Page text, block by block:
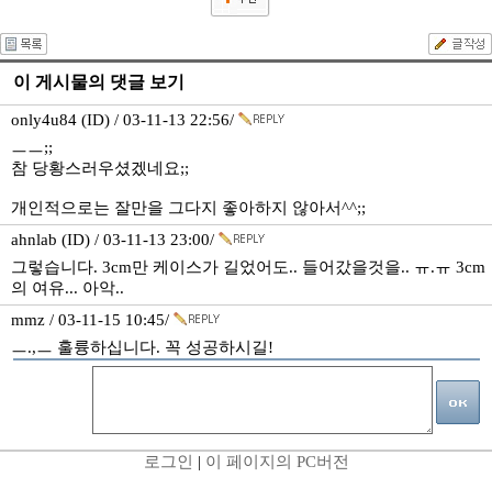
이 게시물의 댓글 보기
only4u84 (ID) / 03-11-13 22:56/
ㅡㅡ;;
참 당황스러우셨겠네요;;
개인적으로는 잘만을 그다지 좋아하지 않아서^^;;
ahnlab (ID) / 03-11-13 23:00/
그렇습니다. 3cm만 케이스가 길었어도.. 들어갔을것을.. ㅠ.ㅠ 3cm
의 여유... 아악..
mmz / 03-11-15 10:45/
ㅡ.,ㅡ 훌륭하십니다. 꼭 성공하시길!
로그인 | 이 페이지의 PC버전